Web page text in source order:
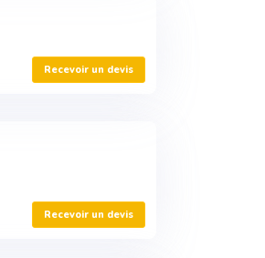
Recevoir un devis
Recevoir un devis